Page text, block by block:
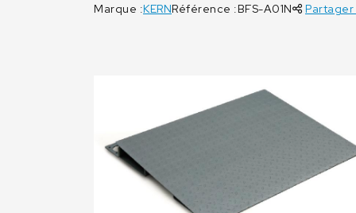
Marque :KERNRéférence :BFS-A01N